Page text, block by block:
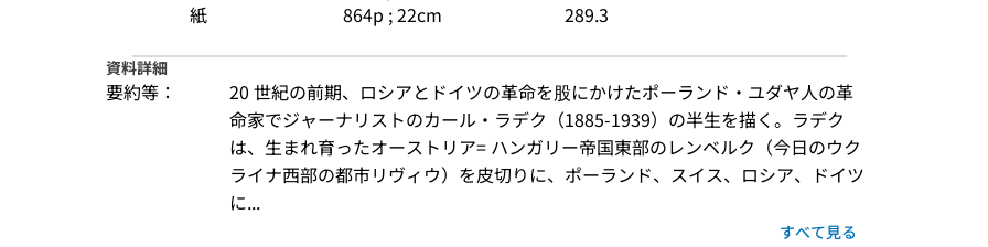
紙 864p ; 22cm 289.3
資料詳細
要約等：
20 世紀の前期、ロシアとドイツの革命を股にかけたポーランド・ユダヤ人の革
命家でジャーナリストのカール・ラデク（1885-1939）の半生を描く。ラデク
は、生まれ育ったオーストリア= ハンガリー帝国東部のレンベルク（今日のウク
ライナ西部の都市リヴィウ）を皮切りに、ポーランド、スイス、ロシア、ドイツ
に...
すべて見る